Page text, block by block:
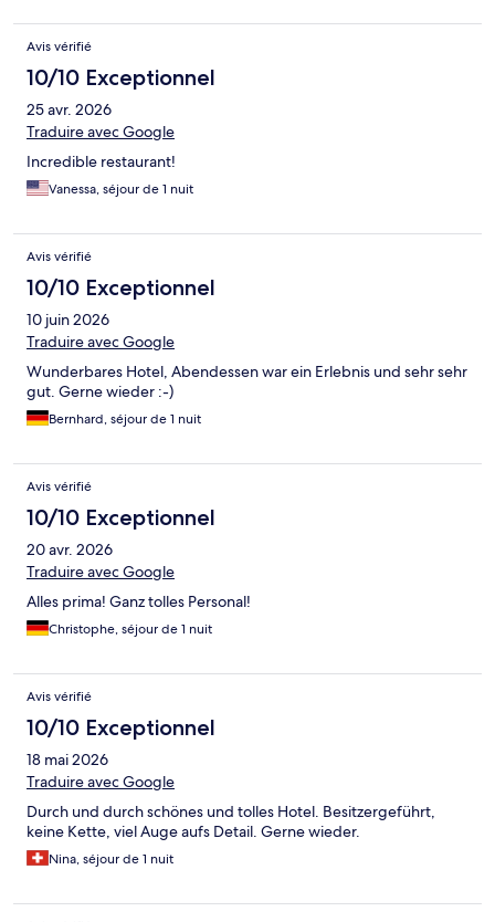
Avis vérifié
10/10 Exceptionnel
25 avr. 2026
Traduire avec Google
Incredible restaurant!
Vanessa, séjour de 1 nuit
Avis vérifié
10/10 Exceptionnel
10 juin 2026
Traduire avec Google
Wunderbares Hotel, Abendessen war ein Erlebnis und sehr sehr
gut. Gerne wieder :-)
Bernhard, séjour de 1 nuit
Avis vérifié
10/10 Exceptionnel
20 avr. 2026
Traduire avec Google
Alles prima! Ganz tolles Personal!
Christophe, séjour de 1 nuit
Avis vérifié
10/10 Exceptionnel
18 mai 2026
Traduire avec Google
Durch und durch schönes und tolles Hotel. Besitzergeführt,
keine Kette, viel Auge aufs Detail. Gerne wieder.
Nina, séjour de 1 nuit